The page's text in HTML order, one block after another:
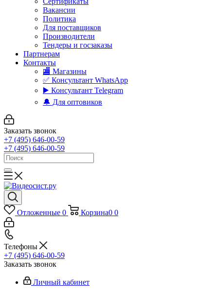
Вакансии
Политика
Для поставщиков
Производители
Тендеры и госзаказы
Партнерам
Контакты
🏬 Магазины
✅️ Консультант WhatsApp
▶️ Консультант Telegram
🔔 Для оптовиков
Заказать звонок
+7 (495) 646-00-59
+7 (495) 646-00-59
Отложенные 0 Корзина0 0
Телефоны
+7 (495) 646-00-59
Заказать звонок
Личный кабинет